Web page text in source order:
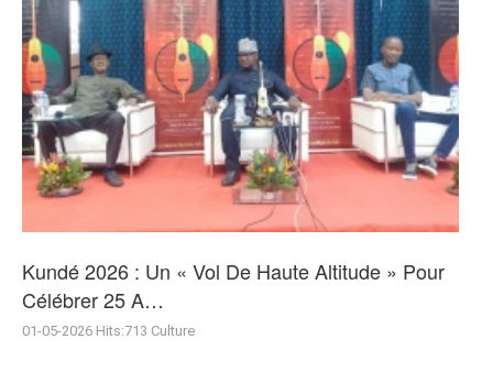
Kundé 2026 : Un « Vol De Haute Altitude » Pour
Célébrer 25 A…
01-05-2026 Hits:713 Culture